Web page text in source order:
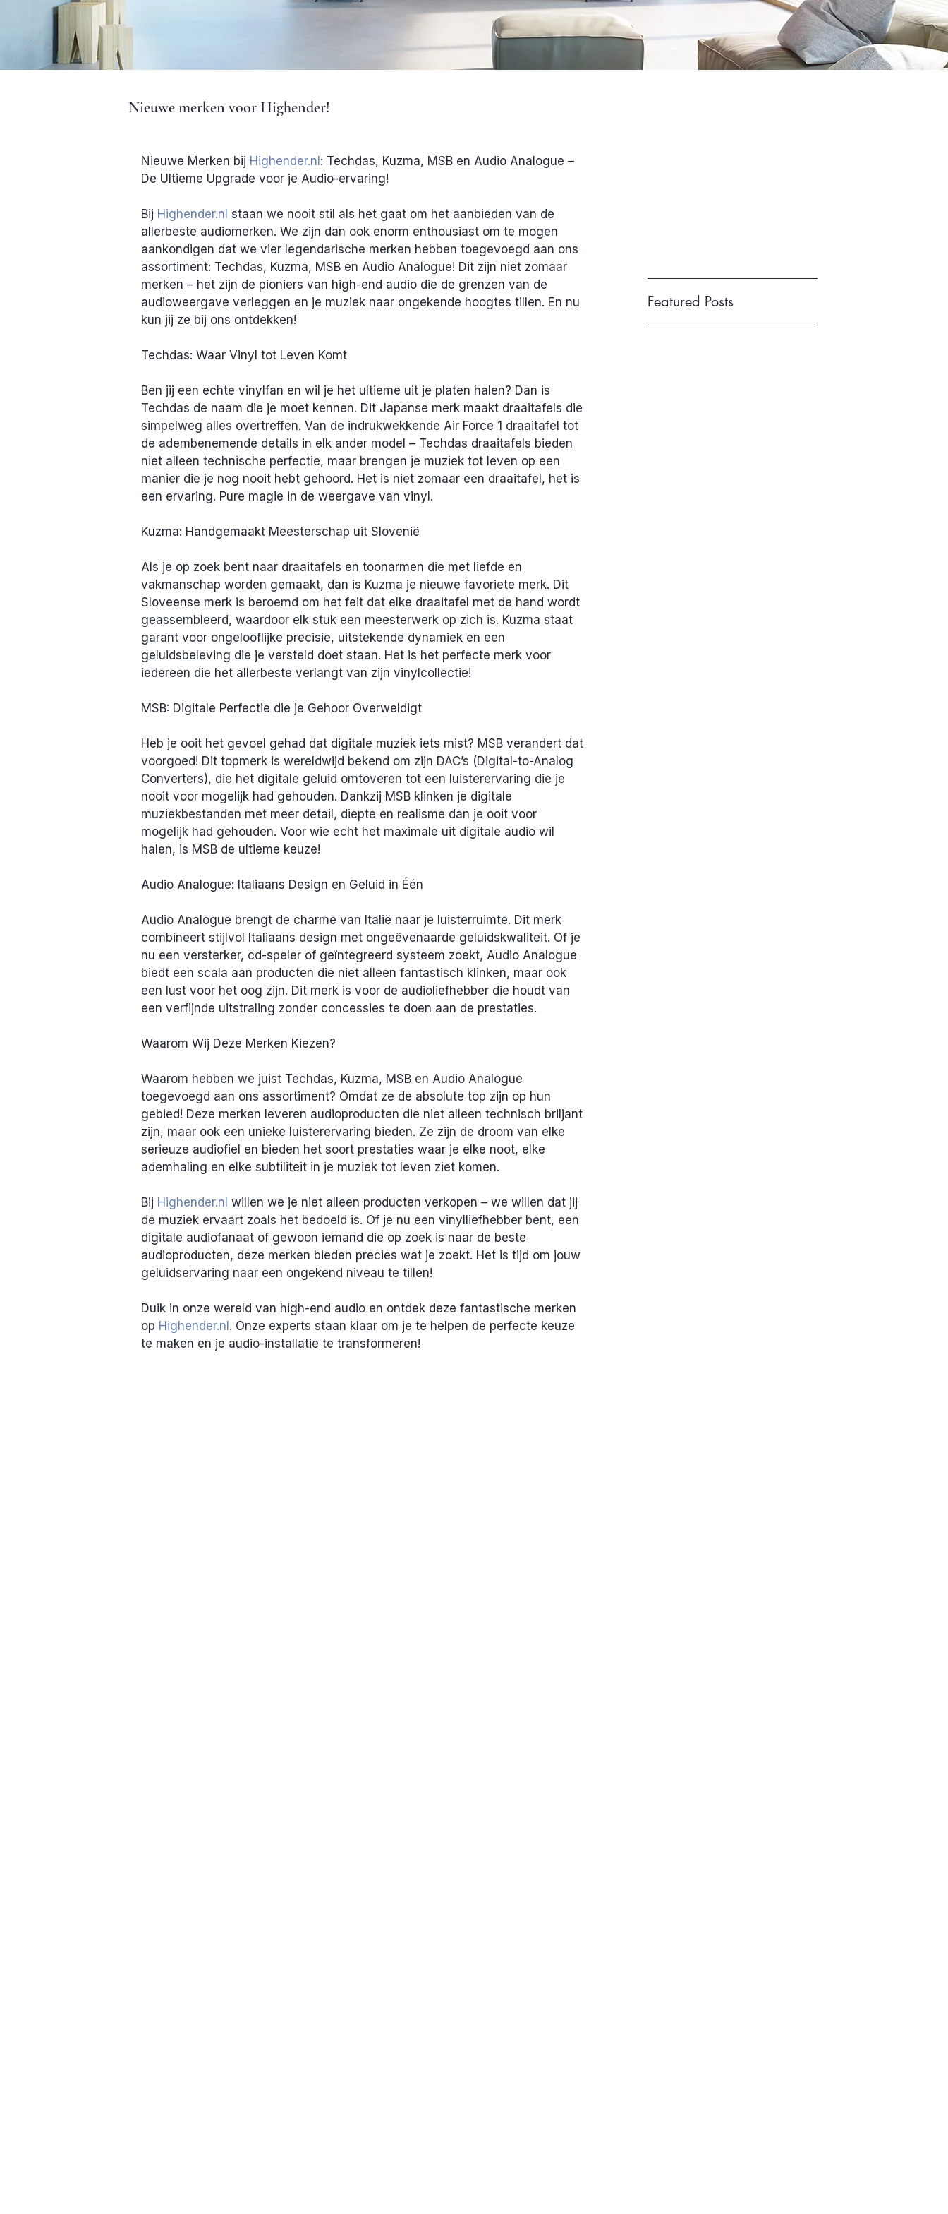
Nieuwe merken voor Highender!
Nieuwe Merken bij Highender.nl : Techdas, Kuzma, MSB en Audio Analogue –
De Ultieme Upgrade voor je Audio-ervaring!
Bij Highender.nl staan we nooit stil als het gaat om het aanbieden van de
allerbeste audiomerken. We zijn dan ook enorm enthousiast om te mogen
aankondigen dat we vier legendarische merken hebben toegevoegd aan ons
assortiment: Techdas, Kuzma, MSB en Audio Analogue! Dit zijn niet zomaar
merken – het zijn de pioniers van high-end audio die de grenzen van de
audioweergave verleggen en je muziek naar ongekende hoogtes tillen. En nu
kun jij ze bij ons ontdekken!
Techdas: Waar Vinyl tot Leven Komt
Ben jij een echte vinylfan en wil je het ultieme uit je platen halen? Dan is
Techdas de naam die je moet kennen. Dit Japanse merk maakt draaitafels die
simpelweg alles overtreffen. Van de indrukwekkende Air Force 1 draaitafel tot
de adembenemende details in elk ander model – Techdas draaitafels bieden
niet alleen technische perfectie, maar brengen je muziek tot leven op een
manier die je nog nooit hebt gehoord. Het is niet zomaar een draaitafel, het is
een ervaring. Pure magie in de weergave van vinyl.
Kuzma: Handgemaakt Meesterschap uit Slovenië
Als je op zoek bent naar draaitafels en toonarmen die met liefde en
vakmanschap worden gemaakt, dan is Kuzma je nieuwe favoriete merk. Dit
Sloveense merk is beroemd om het feit dat elke draaitafel met de hand wordt
geassembleerd, waardoor elk stuk een meesterwerk op zich is. Kuzma staat
garant voor ongelooflijke precisie, uitstekende dynamiek en een
geluidsbeleving die je versteld doet staan. Het is het perfecte merk voor
iedereen die het allerbeste verlangt van zijn vinylcollectie!
MSB: Digitale Perfectie die je Gehoor Overweldigt
Heb je ooit het gevoel gehad dat digitale muziek iets mist? MSB verandert dat
voorgoed! Dit topmerk is wereldwijd bekend om zijn DAC’s (Digital-to-Analog
Converters), die het digitale geluid omtoveren tot een luisterervaring die je
nooit voor mogelijk had gehouden. Dankzij MSB klinken je digitale
muziekbestanden met meer detail, diepte en realisme dan je ooit voor
mogelijk had gehouden. Voor wie echt het maximale uit digitale audio wil
halen, is MSB de ultieme keuze!
Audio Analogue: Italiaans Design en Geluid in Één
Audio Analogue brengt de charme van Italië naar je luisterruimte. Dit merk
combineert stijlvol Italiaans design met ongeëvenaarde geluidskwaliteit. Of je
nu een versterker, cd-speler of geïntegreerd systeem zoekt, Audio Analogue
biedt een scala aan producten die niet alleen fantastisch klinken, maar ook
een lust voor het oog zijn. Dit merk is voor de audioliefhebber die houdt van
een verfijnde uitstraling zonder concessies te doen aan de prestaties.
Waarom Wij Deze Merken Kiezen?
Waarom hebben we juist Techdas, Kuzma, MSB en Audio Analogue
toegevoegd aan ons assortiment? Omdat ze de absolute top zijn op hun
gebied! Deze merken leveren audioproducten die niet alleen technisch briljant
zijn, maar ook een unieke luisterervaring bieden. Ze zijn de droom van elke
serieuze audiofiel en bieden het soort prestaties waar je elke noot, elke
ademhaling en elke subtiliteit in je muziek tot leven ziet komen.
Bij Highender.nl willen we je niet alleen producten verkopen – we willen dat jij
de muziek ervaart zoals het bedoeld is. Of je nu een vinylliefhebber bent, een
digitale audiofanaat of gewoon iemand die op zoek is naar de beste
audioproducten, deze merken bieden precies wat je zoekt. Het is tijd om jouw
geluidservaring naar een ongekend niveau te tillen!
Duik in onze wereld van high-end audio en ontdek deze fantastische merken
op Highender.nl . Onze experts staan klaar om je te helpen de perfecte keuze
te maken en je audio-installatie te transformeren!
Featured Posts